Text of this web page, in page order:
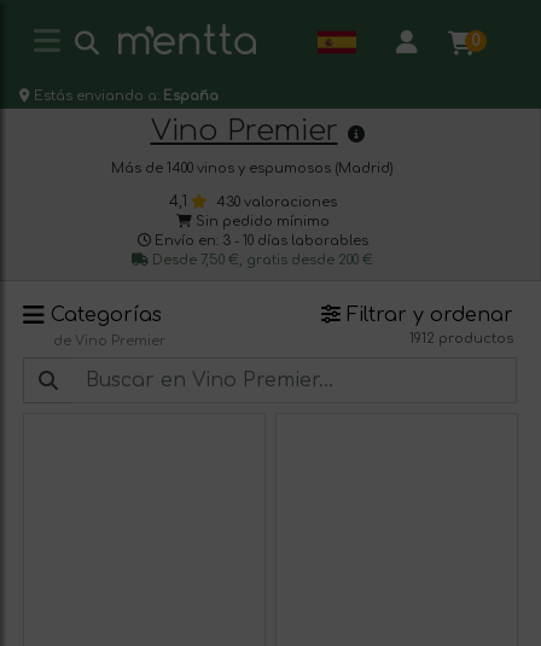
0
Estás enviando a: España
Vino Premier
Más de 1400 vinos y espumosos (Madrid)
4,1
430 valoraciones
Sin pedido mínimo
Envío en: 3 - 10 días laborables
Desde 7,50 €, gratis desde 200 €
Categorías
de Vino Premier
Filtrar y ordenar
1912 productos